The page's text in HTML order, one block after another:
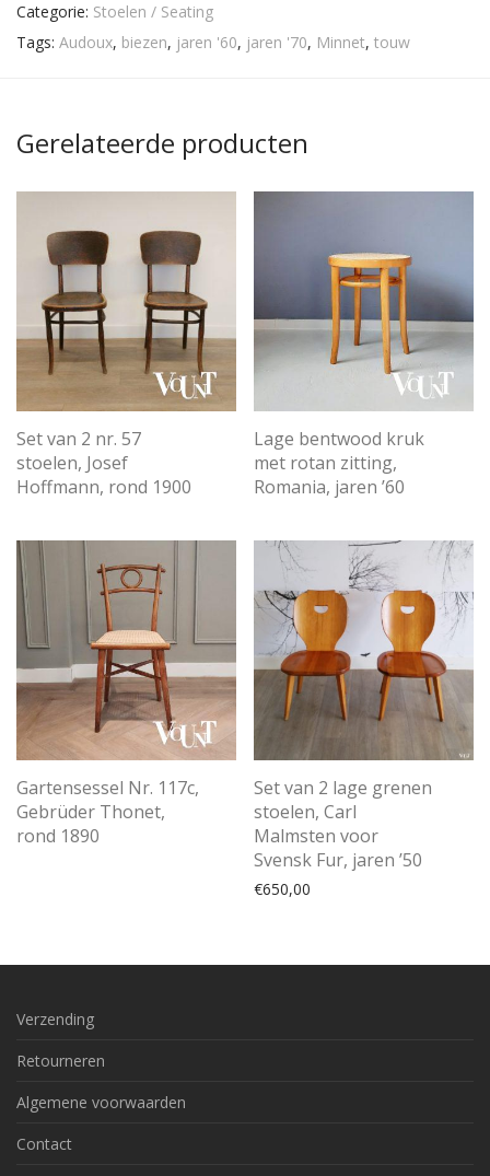
Categorie: Stoelen / Seating
Tags: Audoux, biezen, jaren '60, jaren '70, Minnet, touw
Gerelateerde producten
Set van 2 nr. 57
stoelen, Josef
Hoffmann, rond 1900
Lage bentwood kruk
met rotan zitting,
Romania, jaren ’60
Gartensessel Nr. 117c,
Gebrüder Thonet,
rond 1890
Set van 2 lage grenen
stoelen, Carl
Malmsten voor
Svensk Fur, jaren ’50
€650,00
Verzending
Retourneren
Algemene voorwaarden
Contact